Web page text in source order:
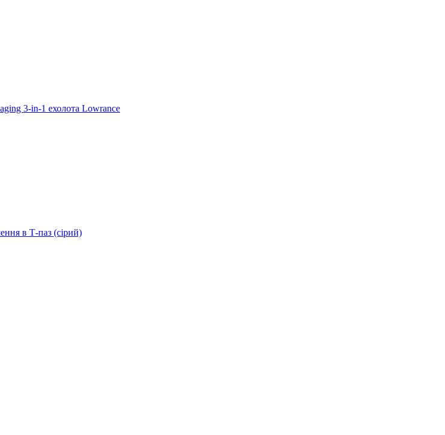
3-in-1 ехолота Lowrance
в Т-паз (сірий)